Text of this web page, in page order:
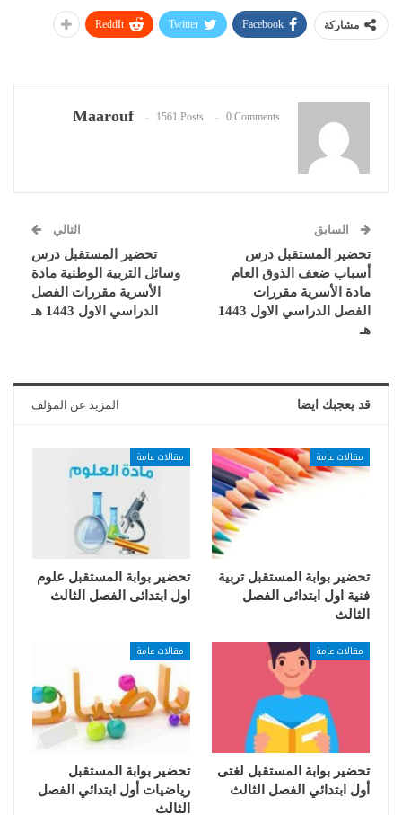
مشاركة Facebook
Twitter
ReddIt
Maarouf 1561 Posts 0 Comments
السابق
تحضير المستقبل درس
أسباب ضعف الذوق العام
مادة الأسرية مقررات
الفصل الدراسي الاول 1443
هـ
التالي
تحضير المستقبل درس
وسائل التربية الوطنية مادة
الأسرية مقررات الفصل
الدراسي الاول 1443 هـ
قد يعجبك ايضا المزيد عن المؤلف
مقالات عامة
تحضير بوابة المستقبل تربية
فنية اول ابتدائى الفصل
الثالث
مقالات عامة
تحضير بوابة المستقبل علوم
اول ابتدائى الفصل الثالث
مقالات عامة
تحضير بوابة المستقبل لغتى
أول ابتدائي الفصل الثالث
مقالات عامة
تحضير بوابة المستقبل
رياضيات أول ابتدائي الفصل
الثالث